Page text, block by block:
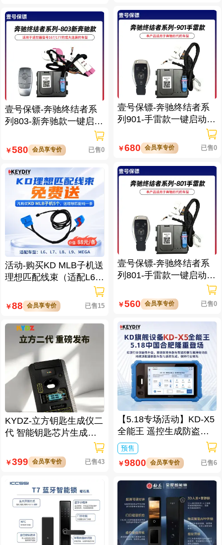
壹号保镖-奔驰终结者系
列803-新奔驰款一键启动
￥580 会员享专价 已售0
活动-购买KD MLB子机送
理想匹配线束（适配L6/L
￥88 会员享专价 已售15
KYDZ-立方钥匙生成仪二
代 智能钥匙芯片生成与
数据处理仪/立方钥匙生
成仪二代
￥399 会员享专价 已售43
壹号保镖-奔驰终结者系
列901-手雷款一键启动带
￥680 会员享专价 已售0
壹号保镖-奔驰终结者系
列801-手雷款一键启动免
￥560 会员享专价 已售0
【5.18专场活动】KD-X5
全能王 遥控生成防盗匹
配仪
预售
￥9800 会员享专价 已售6